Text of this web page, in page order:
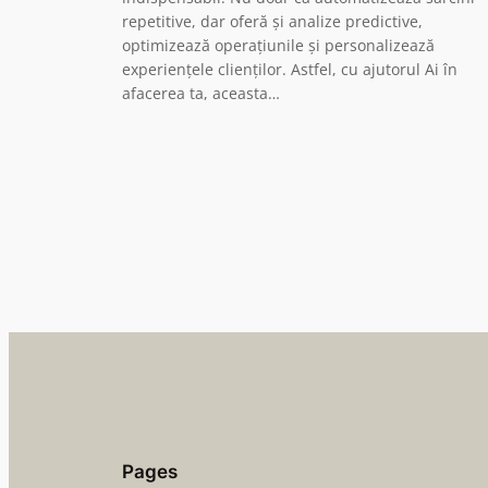
repetitive, dar oferă și analize predictive,
optimizează operațiunile și personalizează
experiențele clienților. Astfel, cu ajutorul Ai în
afacerea ta, aceasta…
Pages